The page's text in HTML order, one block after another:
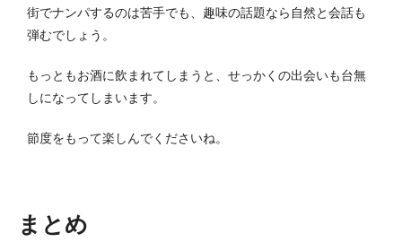
街でナンパするのは苦手でも、趣味の話題なら自然と会話も
弾むでしょう。
もっともお酒に飲まれてしまうと、せっかくの出会いも台無
しになってしまいます。
節度をもって楽しんでくださいね。
まとめ